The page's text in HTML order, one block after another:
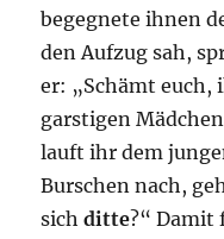
begegnete ihnen
den Aufzug sah,
er: „Schämt euch,
garstigen
lauft ihr dem
Burschen nach,
sichditte?“ Damit